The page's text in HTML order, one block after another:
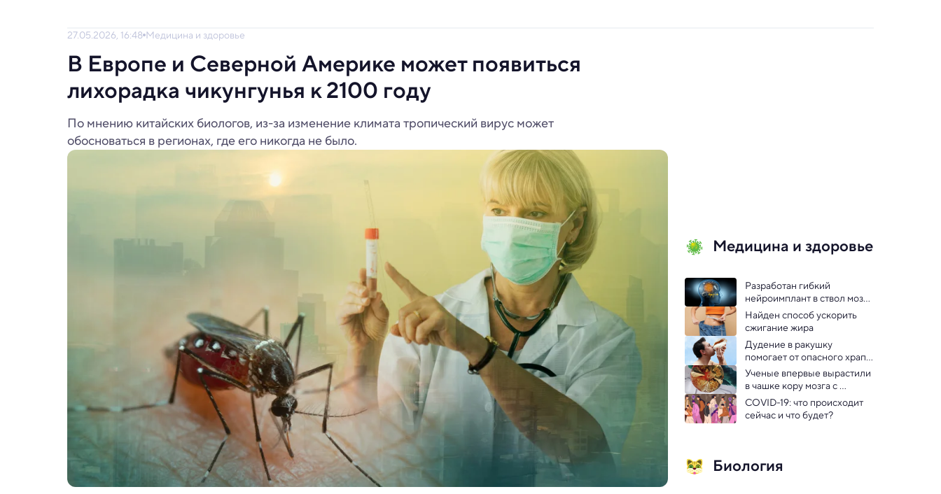
27.05.2026, 16:48 Медицина и здоровье
В Европе и Северной Америке может появиться
лихорадка чикунгунья к 2100 году
По мнению китайских биологов, из-за изменение климата тропический вирус может
обосноваться в регионах, где его никогда не было.
Медицина и здоровье
Разработан гибкий
нейроимплант в ствол мозга
для восстановления слуха
Найден способ ускорить
сжигание жира
Дудение в ракушку
помогает от опасного храпа,
выяснили врачи
Ученые впервые вырастили
в чашке кору мозга с
сосудами
COVID-19: что происходит
Биология